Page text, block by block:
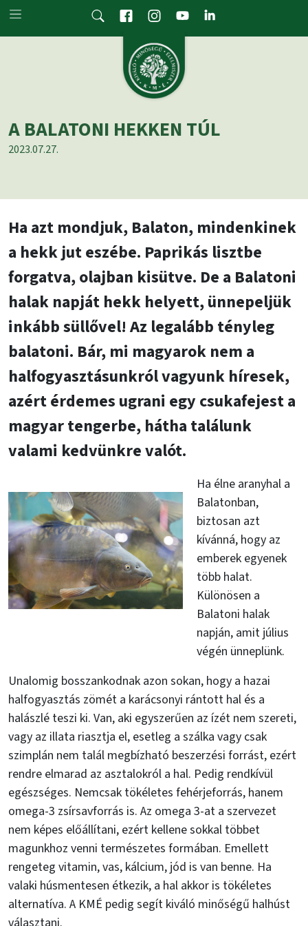
Skip to main content
A BALATONI HEKKEN TÚL
2023.07.27.
Ha azt mondjuk, Balaton, mindenkinek
a hekk jut eszébe. Paprikás lisztbe
forgatva, olajban kisütve. De a Balatoni
halak napját hekk helyett, ünnepeljük
inkább süllővel! Az legalább tényleg
balatoni. Bár, mi magyarok nem a
halfogyasztásunkról vagyunk híresek,
azért érdemes ugrani egy csukafejest a
magyar tengerbe, hátha találunk
valami kedvünkre valót.
Ha élne aranyhal a
Balatonban,
biztosan azt
kívánná, hogy az
emberek egyenek
több halat.
Különösen a
Balatoni halak
napján, amit július
végén ünneplünk.
Unalomig bosszankodnak azon sokan, hogy a hazai
halfogyasztás zömét a karácsonyi rántott hal és a
halászlé teszi ki. Van, aki egyszerűen az ízét nem szereti,
vagy az illata riasztja el, esetleg a szálka vagy csak
szimplán nem talál megbízható beszerzési forrást, ezért
rendre elmarad az asztalokról a hal. Pedig rendkívül
egészséges. Nemcsak tökéletes fehérjeforrás, hanem
omega-3 zsírsavforrás is. Az omega 3-at a szervezet
nem képes előállítani, ezért kellene sokkal többet
magunkhoz venni természetes formában. Emellett
rengeteg vitamin, vas, kálcium, jód is van benne. Ha
valaki húsmentesen étkezik, a hal akkor is tökéletes
alternatíva. A KMÉ pedig segít kiváló minőségű halhúst